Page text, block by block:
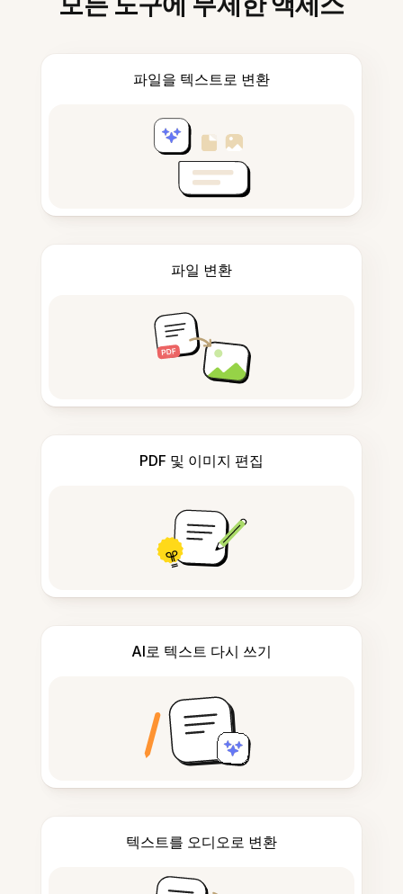
파일을 텍스트로 변환
파일 변환
PDF 및 이미지 편집
AI로 텍스트 다시 쓰기
텍스트를 오디오로 변환